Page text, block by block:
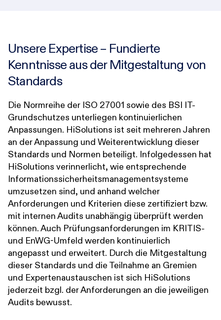
Unsere Expertise – Fundierte
Kenntnisse aus der Mitgestaltung von
Standards
Die Normreihe der ISO 27001 sowie des BSI IT-
Grundschutzes unterliegen kontinuierlichen
Anpassungen. HiSolutions ist seit mehreren Jahren
an der Anpassung und Weiterentwicklung dieser
Standards und Normen beteiligt. Infolgedessen hat
HiSolutions verinnerlicht, wie entsprechende
Informationssicherheitsmanagementsysteme
umzusetzen sind, und anhand welcher
Anforderungen und Kriterien diese zertifiziert bzw.
mit internen Audits unabhängig überprüft werden
können. Auch Prüfungsanforderungen im KRITIS-
und EnWG-Umfeld werden kontinuierlich
angepasst und erweitert. Durch die Mitgestaltung
dieser Standards und die Teilnahme an Gremien
und Expertenaustauschen ist sich HiSolutions
jederzeit bzgl. der Anforderungen an die jeweiligen
Audits bewusst.